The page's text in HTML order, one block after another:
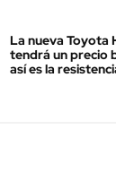
La nueva Toyota
tendrá un precio
así es la